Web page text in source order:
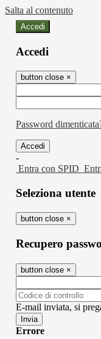
Salta al contenuto
Accedi
Accedi
button close ×
Password
-
Entra con SPID
Seleziona utente
button close ×
Recupero
button close ×
E-mail inviata, si
Errore